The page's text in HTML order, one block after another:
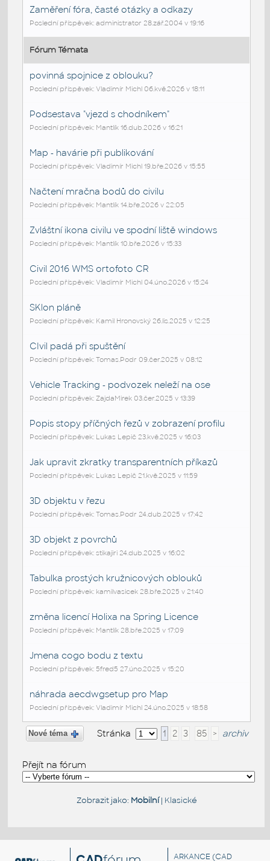
Zaměření fóra, časté otázky a odkazy
Poslední příspěvek: administrator 28.zář.2004 v 19:16
Fórum Témata
povinná spojnice z oblouku?
Poslední příspěvek: Vladimír Michl 06.kvě.2026 v 18:11
Podsestava "vjezd s chodníkem"
Poslední příspěvek: Mantlík 16.dub.2026 v 16:21
Map - havárie při publikování
Poslední příspěvek: Vladimír Michl 19.bře.2026 v 15:55
Načtení mračna bodů do civilu
Poslední příspěvek: Mantlík 14.bře.2026 v 22:05
Zvláštní ikona civilu ve spodní liště windows
Poslední příspěvek: Mantlík 10.bře.2026 v 15:33
Civil 2016 WMS ortofoto CR
Poslední příspěvek: Vladimír Michl 04.úno.2026 v 15:24
SKlon pláně
Poslední příspěvek: Kamil Hronovský 26.lis.2025 v 12:25
CIvil padá při spuštění
Poslední příspěvek: Tomas.Podr 09.čer.2025 v 08:12
Vehicle Tracking - podvozek neleží na ose
Poslední příspěvek: ZajdaMirek 03.čer.2025 v 13:39
Popis stopy příčných řezů v zobrazení profilu
Poslední příspěvek: Lukas Lepič 23.kvě.2025 v 16:03
Jak upravit zkratky transparentních příkazů
Poslední příspěvek: Lukas Lepič 21.kvě.2025 v 11:59
3D objektu v řezu
Poslední příspěvek: Tomas.Podr 24.dub.2025 v 17:42
3D objekt z povrchů
Poslední příspěvek: stikajiri 24.dub.2025 v 16:02
Tabulka prostých kružnicových oblouků
Poslední příspěvek: kamilvasicek 28.bře.2025 v 21:40
změna licencí Holixa na Spring Licence
Poslední příspěvek: Mantlík 28.bře.2025 v 17:09
Jmena cogo bodu z textu
Poslední příspěvek: 5fred5 27.úno.2025 v 15:20
náhrada aecdwgsetup pro Map
Poslední příspěvek: Vladimír Michl 24.úno.2025 v 18:58
Nové téma Stránka 1 2 3 85 > archiv
Přejít na fórum
Zobrazit jako: Mobilní| Klasické
ARKANCE (CAD